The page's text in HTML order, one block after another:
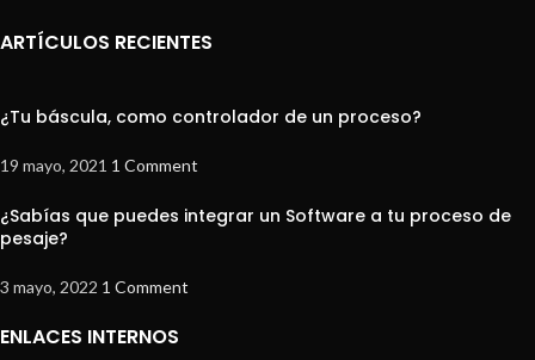
ARTÍCULOS RECIENTES
¿Tu báscula, como controlador de un proceso?
19 mayo, 2021 1 Comment
¿Sabías que puedes integrar un Software a tu proceso de
pesaje?
3 mayo, 2022 1 Comment
ENLACES INTERNOS